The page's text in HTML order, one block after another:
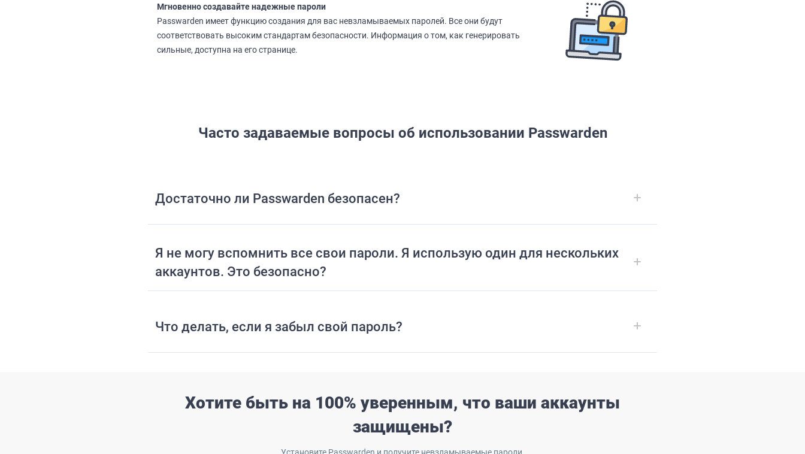
Мгновенно создавайте надежные пароли
Passwarden имеет функцию создания для вас невзламываемых паролей. Все они будут
соответствовать высоким стандартам безопасности. Информация о том, как генерировать
сильные, доступна на его странице.
Часто задаваемые вопросы об использовании Passwarden
Достаточно ли Passwarden безопасен?
Я не могу вспомнить все свои пароли. Я использую один для нескольких
аккаунтов. Это безопасно?
Что делать, если я забыл свой пароль?
Хотите быть на 100% уверенным, что ваши аккаунты
защищены?